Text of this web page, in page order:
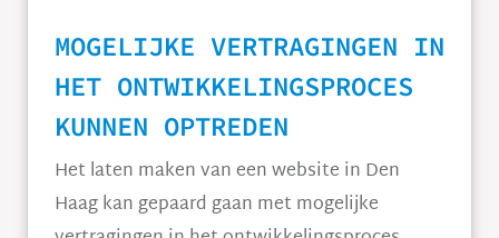
MOGELIJKE VERTRAGINGEN IN
HET ONTWIKKELINGSPROCES
KUNNEN OPTREDEN
Het laten maken van een website in Den
Haag kan gepaard gaan met mogelijke